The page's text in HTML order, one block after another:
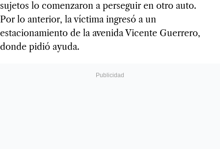
sujetos lo comenzaron a perseguir en otro auto.
Por lo anterior, la víctima ingresó a un
estacionamiento de la avenida Vicente Guerrero,
donde pidió ayuda.